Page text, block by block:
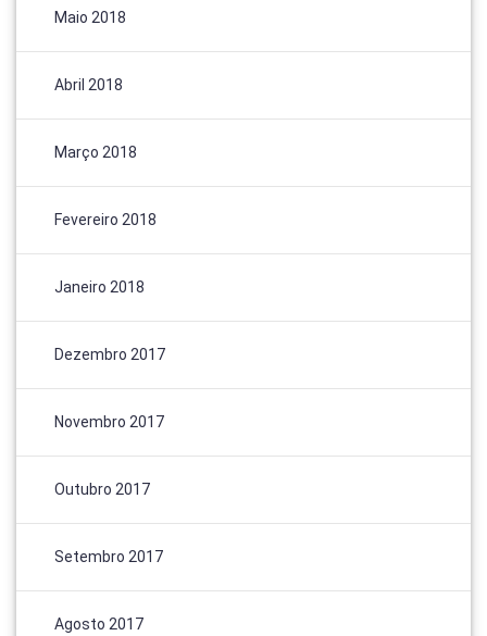
Maio 2018
Abril 2018
Março 2018
Fevereiro 2018
Janeiro 2018
Dezembro 2017
Novembro 2017
Outubro 2017
Setembro 2017
Agosto 2017